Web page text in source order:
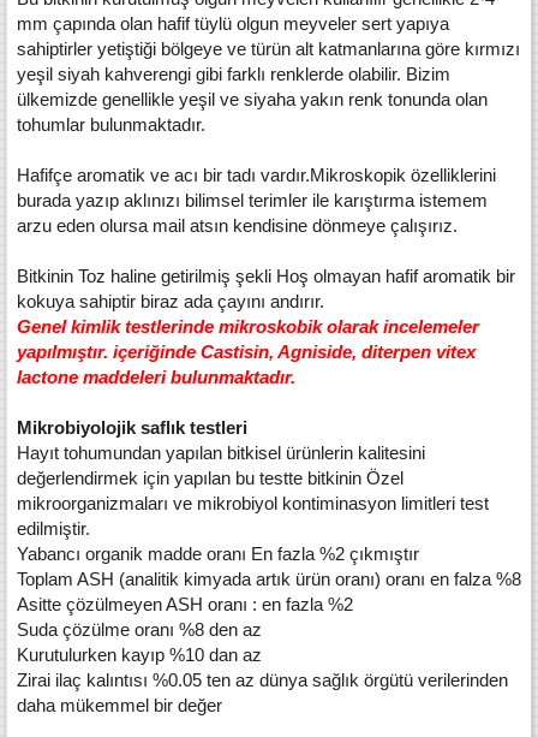
mm çapında olan hafif tüylü olgun meyveler sert yapıya
sahiptirler yetiştiği bölgeye ve türün alt katmanlarına göre kırmızı
yeşil siyah kahverengi gibi farklı renklerde olabilir. Bizim
ülkemizde genellikle yeşil ve siyaha yakın renk tonunda olan
tohumlar bulunmaktadır.
Hafifçe aromatik ve acı bir tadı vardır.Mikroskopik özelliklerini
burada yazıp aklınızı bilimsel terimler ile karıştırma istemem
arzu eden olursa mail atsın kendisine dönmeye çalışırız.
Bitkinin Toz haline getirilmiş şekli Hoş olmayan hafif aromatik bir
kokuya sahiptir biraz ada çayını andırır.
Genel kimlik testlerinde mikroskobik olarak incelemeler
yapılmıştır. içeriğinde Castisin, Agniside, diterpen vitex
lactone maddeleri bulunmaktadır.
Mikrobiyolojik saflık testleri
Hayıt tohumundan yapılan bitkisel ürünlerin kalitesini
değerlendirmek için yapılan bu testte bitkinin Özel
mikroorganizmaları ve mikrobiyol kontiminasyon limitleri test
edilmiştir.
Yabancı organik madde oranı En fazla %2 çıkmıştır
Toplam ASH (analitik kimyada artık ürün oranı) oranı en falza %8
Asitte çözülmeyen ASH oranı : en fazla %2
Suda çözülme oranı %8 den az
Kurutulurken kayıp %10 dan az
Zirai ilaç kalıntısı %0.05 ten az dünya sağlık örgütü verilerinden
daha mükemmel bir değer